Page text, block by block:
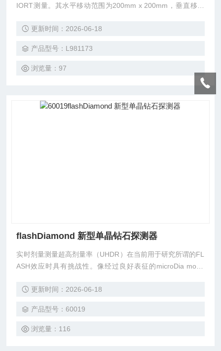
IORT测量。其水平移动范围为200mm x 200mm，垂直移动
十字线用于对准；以及一个防碰撞 的排水龙头，用于排水而
有机玻璃壁和底部不会凸 起变形。精密步进电机安装在水箱
上方，允许加速器准直 器和水面之间的距
更新时间：2026-06-18
产品型号：L981173
浏览量：97
flashDiamond 新型单晶钻石探测器
实时剂量测量超高剂量率（UHDR）在当前用于研究所谓的FL
ASH效应时具有挑战性。像经过良好表征的microDia mond
效性而成为应对这一挑战的有希望的候选者。
更新时间：2026-06-18
产品型号：60019
浏览量：116